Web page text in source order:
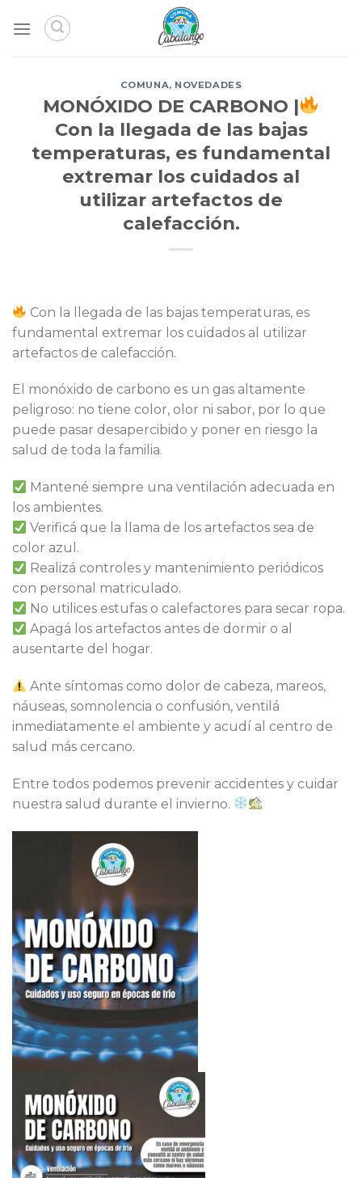
COMUNA, NOVEDADES
MONÓXIDO DE CARBONO |
Con la llegada de las bajas
temperaturas, es fundamental
extremar los cuidados al
utilizar artefactos de
calefacción.
Con la llegada de las bajas temperaturas, es
fundamental extremar los cuidados al utilizar
artefactos de calefacción.
El monóxido de carbono es un gas altamente
peligroso: no tiene color, olor ni sabor, por lo que
puede pasar desapercibido y poner en riesgo la
salud de toda la familia.
Mantené siempre una ventilación adecuada en
los ambientes.
Verificá que la llama de los artefactos sea de
color azul.
Realizá controles y mantenimiento periódicos
con personal matriculado.
No utilices estufas o calefactores para secar ropa.
Apagá los artefactos antes de dormir o al
ausentarte del hogar.
Ante síntomas como dolor de cabeza, mareos,
náuseas, somnolencia o confusión, ventilá
inmediatamente el ambiente y acudí al centro de
salud más cercano.
Entre todos podemos prevenir accidentes y cuidar
nuestra salud durante el invierno.